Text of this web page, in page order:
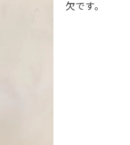
髪質やトレンドに合う
欠です。